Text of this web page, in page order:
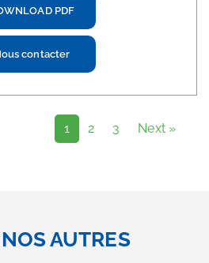
PDF
contacter
1 2 3 Next »
AUTRES